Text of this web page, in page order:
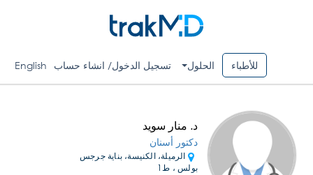
للأطباء الحلول تسجيل الدخول/ انشاء حساب English
د. منار سويد
دكتور أسنان
الرميلة، الكنيسة، بناية جرجس
بولس ، ط1